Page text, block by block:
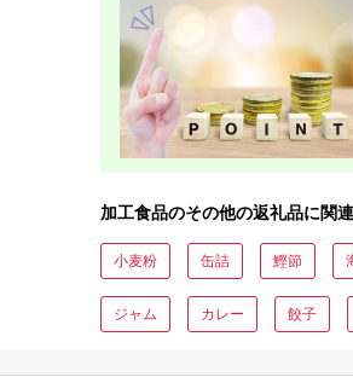
加工食品のその他の返礼品に関
小麦粉 缶詰 鰹節
ジャム カレー 餃子